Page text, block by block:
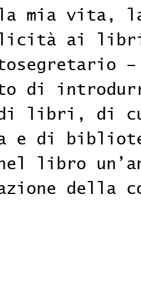
mia vita,
ai libri
–
di
di libri, di
e di
libro
della